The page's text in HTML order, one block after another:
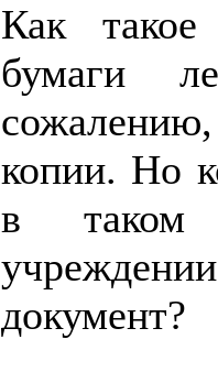
Как
бумаги
копии. Но
в таком
документ?